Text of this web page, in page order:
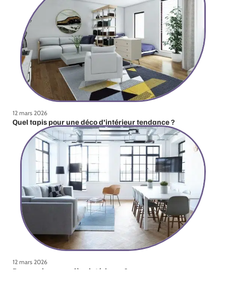
12 mars 2026
Quel tapis pour une déco d’intérieur tendance ?
12 mars 2026
Pourquoi une verrière intérieure ?